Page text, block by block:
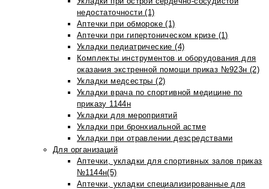
недостаточности (1)
Аптечки при обмороке (1)
Аптечки при гипертоническом кризе (1)
Укладки педиатрические (4)
Комплекты инструментов и оборудования для
оказания экстренной помощи приказ №923н (2)
Укладки медсестры (2)
Укладки врача по спортивной медицине по
приказу 1144н
Укладки для мероприятий
Укладки при бронхиальной астме
Укладки при отравлении дезсредствами
Для организаций
Аптечки, укладки для спортивных залов приказ
№1144н(5)
Аптечки, укладки специализированные для